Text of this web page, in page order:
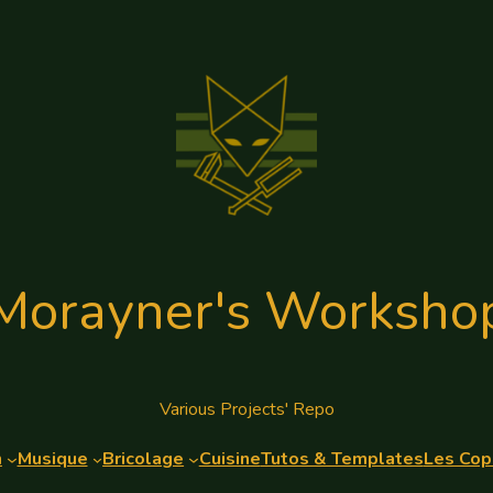
Various Projects' Repo
Musique Bricolage CuisineTutos & TemplatesLes